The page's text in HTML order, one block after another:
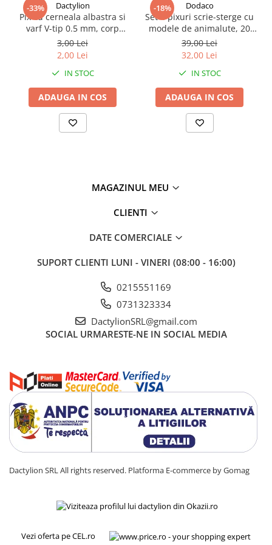
-33% Dactylion
Pix cu cerneala albastra si
varf V-tip 0.5 mm, corp
transparent, scriere fina si
uscare rapida, 13.2 cm
3,00 Lei
2,00 Lei
IN STOC
ADAUGA IN COS
-18% Dodaco
Set 4 pixuri scrie-sterge cu
modele de animalute, 20
rezerve si 2 radiere –
scriere fara griji, perfect
pentru scoala si birou
39,00 Lei
32,00 Lei
IN STOC
ADAUGA IN COS
MAGAZINUL MEU
CLIENTI
DATE COMERCIALE
SUPORT CLIENTI LUNI - VINERI (08:00 - 16:00)
0215551169
0731323334
DactylionSRL@gmail.com
SOCIAL URMARESTE-NE IN SOCIAL MEDIA
Dactylion SRL All rights reserved. Platforma E-commerce by Gomag
Vezi oferta pe CEL.ro